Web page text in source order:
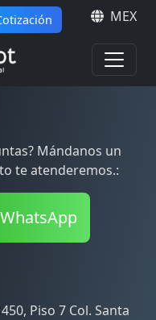
MEX
Mándanos un
te atenderemos.:
Piso 7 Col. Santa